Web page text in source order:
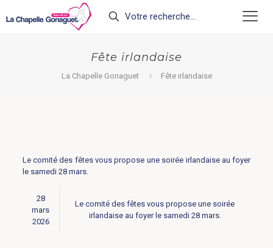
Fête irlandaise
La Chapelle Gonaguet Fête irlandaise
Le comité des fêtes vous propose une soirée irlandaise au foyer
le samedi 28 mars.
28
mars
2026
Le comité des fêtes vous propose une soirée
irlandaise au foyer le samedi 28 mars.